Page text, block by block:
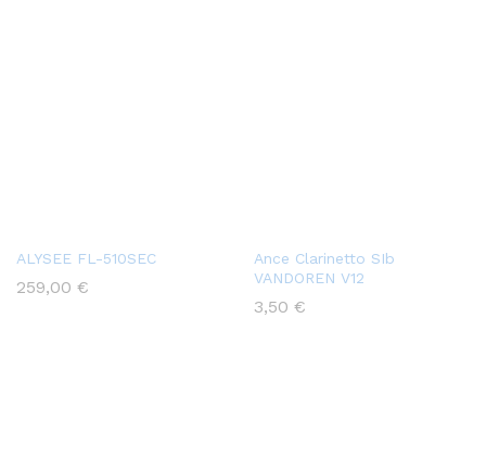
ALYSEE FL-510SEC
259,00 €
Ance Clarinetto SIb
VANDOREN V12
3,50 €